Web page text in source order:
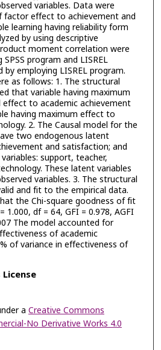
variables. Data were
factor effect to achievement and
learning having reliability form
by using descriptive
moment correlation were
program and LISREL
by employing LISREL program.
as follows: 1. The structural
that variable having maximum
to academic achievement
having maximum effect to
2. The Causal model for the
two endogenous latent
and satisfaction; and
support, teacher,
These latent variables
variables. 3. The structural
and fit to the empirical data.
the Chi-square goodness of fit
df = 64, GFI = 0.978, AGFI
The model accounted for
of academic
of variance in effectiveness of
a Creative Commons
No Derivative Works 4.0